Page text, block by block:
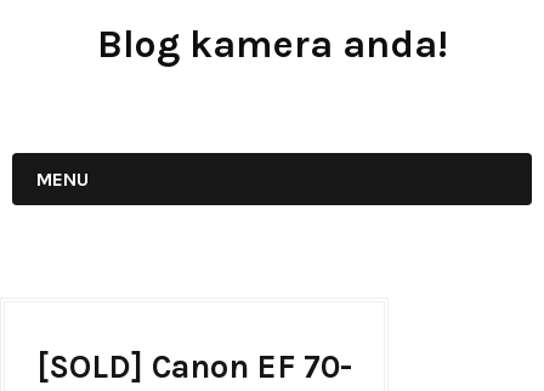
Blog kamera anda!
MENU
[SOLD] Canon EF 70-